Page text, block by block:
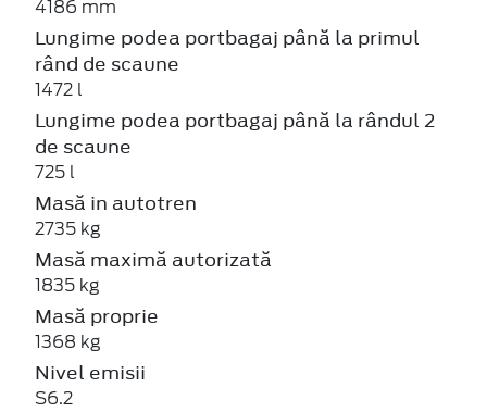
4186 mm
Lungime podea portbagaj până la primul
rând de scaune
1472 l
Lungime podea portbagaj până la rândul 2
de scaune
725 l
Masă in autotren
2735 kg
Masă maximă autorizată
1835 kg
Masă proprie
1368 kg
Nivel emisii
S6.2